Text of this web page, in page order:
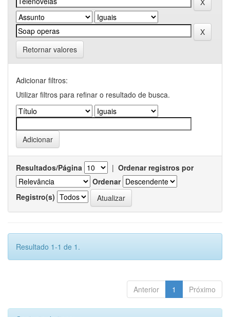
Retornar valores
Adicionar filtros:
Utilizar filtros para refinar o resultado de busca.
Resultados/Página | Ordenar registros por
Ordenar
Registro(s)
Resultado 1-1 de 1.
Anterior 1 Próximo